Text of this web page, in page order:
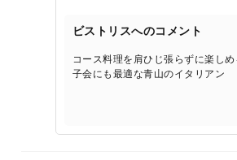
ビストリスへのコメント
コース料理を肩ひじ張らずに楽し
子会にも最適な青山のイタリアン